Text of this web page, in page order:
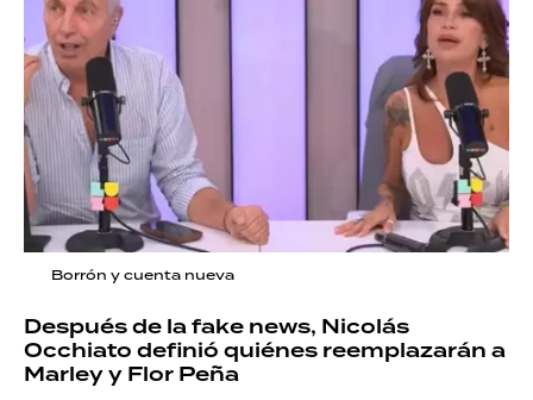
Borrón y cuenta nueva
Después de la fake news, Nicolás
Occhiato definió quiénes reemplazarán a
Marley y Flor Peña